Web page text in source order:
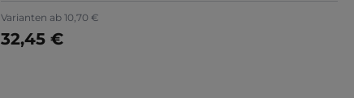
Varianten ab 10,70 €
32,45 €
Jetzt konfigurieren